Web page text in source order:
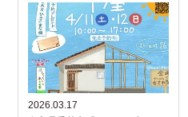
2026.03.17